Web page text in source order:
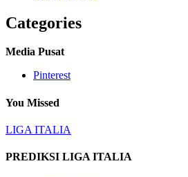
Categories
Media Pusat
Pinterest
You Missed
LIGA ITALIA
PREDIKSI LIGA ITALIA